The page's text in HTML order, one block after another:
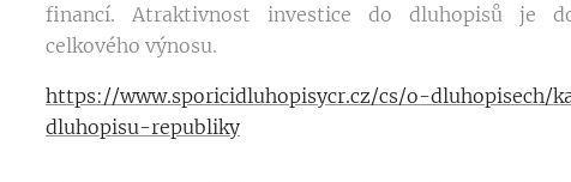
financí. Atraktivnost investice do dluhopisů je
celkového výnosu.
https://www.sporicidluhopisycr.cz/cs/o-dluhopisech/
dluhopisu-republiky